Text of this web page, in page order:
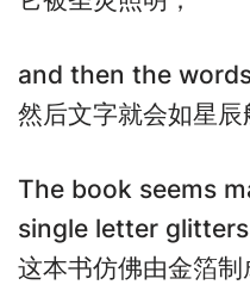
and then the
然后文字就会如星辰
The book seems
single letter
这本书仿佛由金箔